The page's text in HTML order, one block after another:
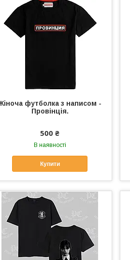
футболка з написом -
Провінція.
500 ₴
В наявності
Купити